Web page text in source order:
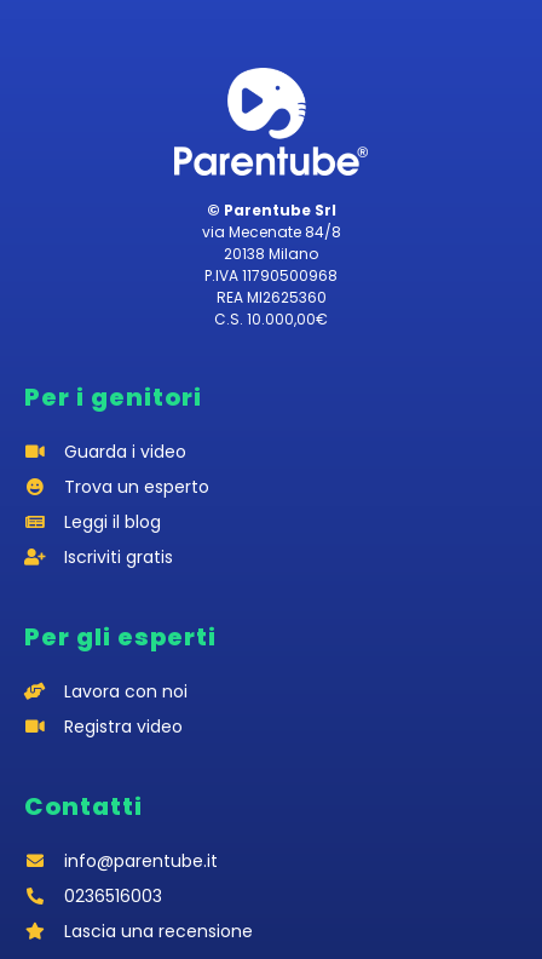
© Parentube Srl
via Mecenate 84/8
20138 Milano
P.IVA 11790500968
REA MI2625360
C.S. 10.000,00€
Per i genitori
Guarda i video
Trova un esperto
Leggi il blog
Iscriviti gratis
Per gli esperti
Lavora con noi
Registra video
Contatti
info@parentube.it
0236516003‬
Lascia una recensione